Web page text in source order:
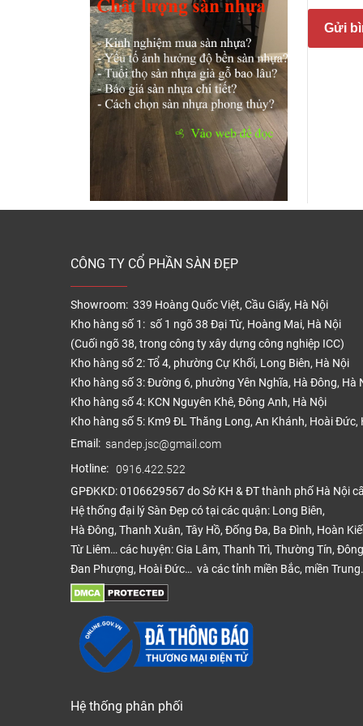
Dù
Nếu
vênh,
Giá
loại
Gửi
CÔNG TY CỔ PHẦN SÀN ĐẸP
Showroom: 339 Hoàng Quốc Việt, Cầu Giấy, Hà Nội
Kho hàng số 1: số 1 ngõ 38 Đại Từ, Hoàng Mai, Hà Nội
(Cuối ngõ 38, trong công ty xây dựng công nghiệp ICC)
Kho hàng số 2: Tổ 4, phường Cự Khối, Long Biên, Hà Nội
Kho hàng số 3: Đường 6, phường Yên Nghĩa, Hà Đông, Hà
Kho hàng số 4: KCN Nguyên Khê, Đông Anh, Hà Nội
Kho hàng số 5: Km9 ĐL Thăng Long, An Khánh, Hoài Đức,
Email: sandep.jsc@gmail.com
Hotline: 0916.422.522
GPĐKKD: 0106629567 do Sở KH & ĐT thành phố Hà Nội
Hệ thống đại lý Sàn Đẹp có tại các quận: Long Biên,
Hà Đông, Thanh Xuân, Tây Hồ, Đống Đa, Ba Đình, Hoàn
Từ Liêm… các huyện: Gia Lâm, Thanh Trì, Thường Tín,
Đan Phượng, Hoài Đức… và các tỉnh miền Bắc, miền Trung.
Hệ thống phân phối